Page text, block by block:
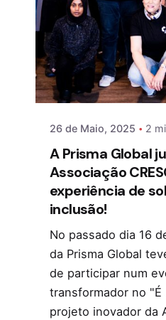
26 de Maio, 2025 2
A Prisma Global
Associação
experiência de
inclusão!
No passado dia 16
da Prisma Global
de participar num
transformador no "É
projeto inovador da